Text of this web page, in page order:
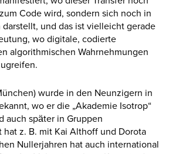
Code wird, sondern sich noch in
und das ist vielleicht gerade
wo digitale, codierte
algorithmischen Wahrnehmungen
wurde in den Neunzigern in
wo er die „Akademie Isotrop“
auch später in Gruppen
hat z. B. mit Kai Althoff und Dorota
Nullerjahren hat auch international